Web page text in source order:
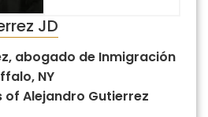
JD
abogado de Inmigración
NY
of Alejandro Gutierrez